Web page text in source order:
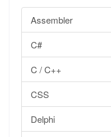
Assembler
C#
C / C++
CSS
Delphi